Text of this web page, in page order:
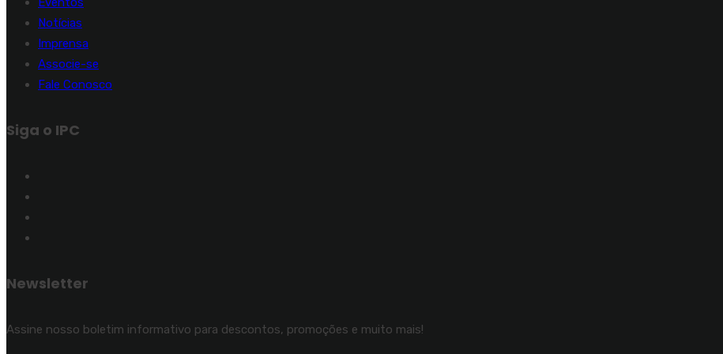
Notícias
Imprensa
Associe-se
Fale Conosco
Siga o IPC
Newsletter
Assine nosso boletim informativo para descontos, promoções e muito mais!